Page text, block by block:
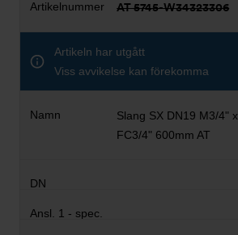
AT 5745-W34323306
Artikeln har utgått
Viss avvikelse kan förekomma
Slang SX DN19 M3/4" x
FC3/4" 600mm AT